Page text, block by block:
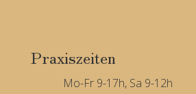
Praxiszeiten
Mo-Fr 9-17h, Sa 9-12h